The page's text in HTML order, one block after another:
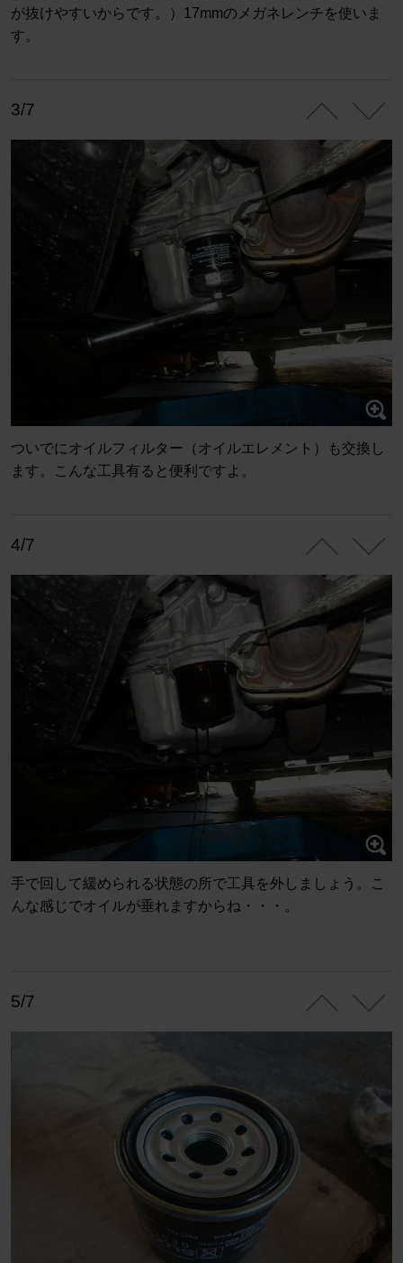
が抜けやすいからです。）17mmのメガネレンチを使いま
す。
3/7
ついでにオイルフィルター（オイルエレメント）も交換し
ます。こんな工具有ると便利ですよ。
4/7
手で回して緩められる状態の所で工具を外しましょう。こ
んな感じでオイルが垂れますからね・・・。
5/7